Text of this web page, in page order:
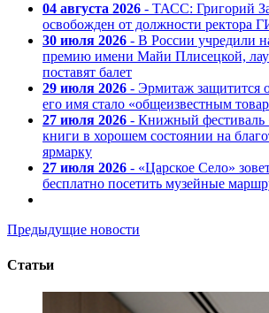
04 августа 2026 - ТАСС: Григорий
освобожден от должности ректора
30 июля 2026 - В России учредили
премию имени Майи Плисецкой,
поставят балет
29 июля 2026 - Эрмитаж защитится
его имя стало «общеизвестным
27 июля 2026 - Книжный фестиваль
книги в хорошем состоянии на
ярмарку
27 июля 2026 - «Царское Село»
бесплатно посетить музейные
Предыдущие новости
Статьи